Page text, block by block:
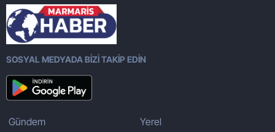
SOSYAL MEDYADA BİZİ TAKİP EDİN
Gündem
Yerel